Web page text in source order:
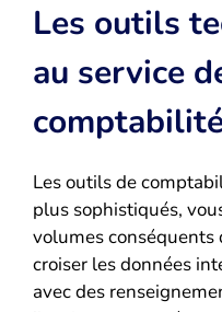
Les outils
au service
Les outils de
plus sophistiqués,
volumes conséquents
croiser les données
avec des